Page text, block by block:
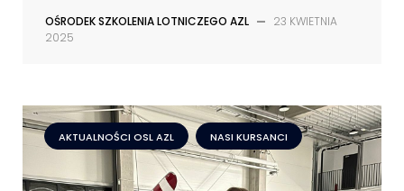
OŚRODEK SZKOLENIA LOTNICZEGO AZL — 23 KWIETNIA
2025
AKTUALNOŚCI OSL AZL NASI KURSANCI